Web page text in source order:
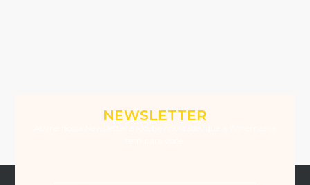
NEWSLETTER